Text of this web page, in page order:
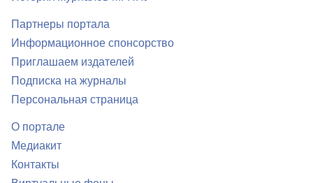
Партнеры портала
Информационное спонсорство
Приглашаем издателей
Подписка на журналы
Персональная страница
О портале
Медиакит
Контакты